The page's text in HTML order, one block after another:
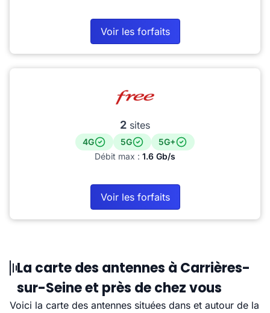
Voir les forfaits
2 sites
4G 5G
5G+
Débit max : 1.6 Gb/s
Voir les forfaits
La carte des antennes à Carrières-
sur-Seine et près de chez vous
Voici la carte des antennes situées dans et autour de la